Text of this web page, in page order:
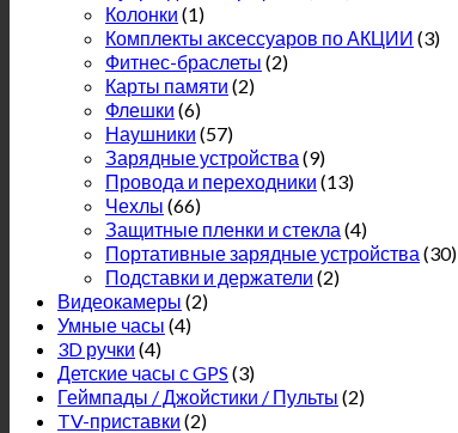
Колонки (1)
Комплекты аксессуаров по АКЦИИ (3)
Фитнес-браслеты (2)
Карты памяти (2)
Флешки (6)
Наушники (57)
Зарядные устройства (9)
Провода и переходники (13)
Чехлы (66)
Защитные пленки и стекла (4)
Портативные зарядные устройства (30)
Подставки и держатели (2)
Видеокамеры (2)
Умные часы (4)
3D ручки (4)
Детские часы с GPS (3)
Геймпады / Джойстики / Пульты (2)
TV-приставки (2)